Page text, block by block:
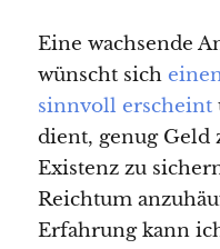
Eine wachsende
wünscht sich
sinnvoll erscheint
dient, genug Geld
Existenz zu
Reichtum
Erfahrung kann